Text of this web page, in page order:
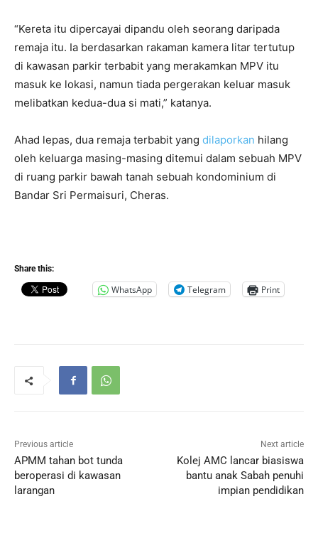
“Kereta itu dipercayai dipandu oleh seorang daripada
remaja itu. Ia berdasarkan rakaman kamera litar tertutup
di kawasan parkir terbabit yang merakamkan MPV itu
masuk ke lokasi, namun tiada pergerakan keluar masuk
melibatkan kedua-dua si mati,” katanya.
Ahad lepas, dua remaja terbabit yang dilaporkan hilang
oleh keluarga masing-masing ditemui dalam sebuah MPV
di ruang parkir bawah tanah sebuah kondominium di
Bandar Sri Permaisuri, Cheras.
Share this:
WhatsApp Telegram Print
Previous article
APMM tahan bot tunda
beroperasi di kawasan
larangan
Next article
Kolej AMC lancar biasiswa
bantu anak Sabah penuhi
impian pendidikan